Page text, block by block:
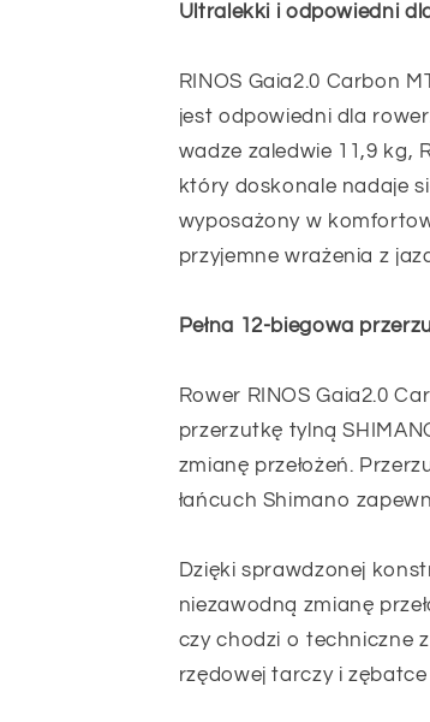
Ultralekki i odpowiedni
RINOS Gaia2.0 Carbon
jest odpowiedni dla
wadze zaledwie 11,9 kg,
który doskonale nadaje
wyposażony w
przyjemne wrażenia z
Pełna 12-biegowa
Rower RINOS Gaia2.0
przerzutkę tylną
zmianę przełożeń.
łańcuch Shimano
Dzięki sprawdzonej
niezawodną zmianę
czy chodzi o techniczne
rzędowej tarczy i